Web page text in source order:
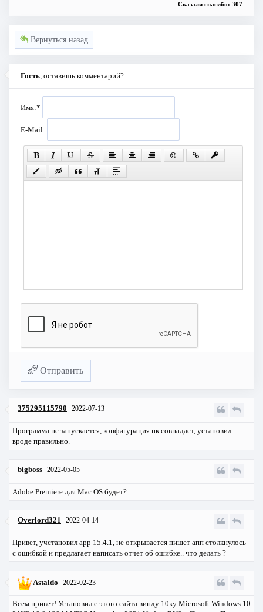
Сказали спасибо: 307
Вернуться назад
Гость , оставишь комментарий?
Имя:*
E-Mail:
Отправить
375295115790 2022-07-13
Программа не запускается, конфигурация пк совпадает, установил
вроде правильно.
bigboss 2022-05-05
Adobe Premiere для Mac OS будет?
Overlord321 2022-04-14
Привет, учстановил app 15.4.1, не открывается пишет апп столкнулось
с ошибкой и предлагает написать отчет об ошибке.. что делать ?
Astaldo 2022-02-23
Всем привет! Установил с этого сайта винду 10ку Microsoft Windows 10